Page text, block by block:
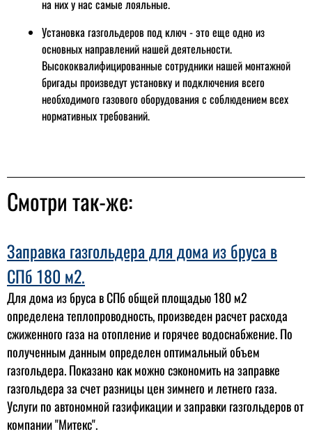
на них у нас самые лояльные.
Установка газгольдеров под ключ - это еще одно из
основных направлений нашей деятельности.
Высококвалифицированные сотрудники нашей монтажной
бригады произведут установку и подключения всего
необходимого газового оборудования с соблюдением всех
нормативных требований.
Смотри так-же:
Заправка газгольдера для дома из бруса в
СПб 180 м2.
Для дома из бруса в СПб общей площадью 180 м2
определена теплопроводность, произведен расчет расхода
сжиженного газа на отопление и горячее водоснабжение. По
полученным данным определен оптимальный объем
газгольдера. Показано как можно сэкономить на заправке
газгольдера за счет разницы цен зимнего и летнего газа.
Услуги по автономной газификации и заправки газгольдеров от
компании "Митекс".